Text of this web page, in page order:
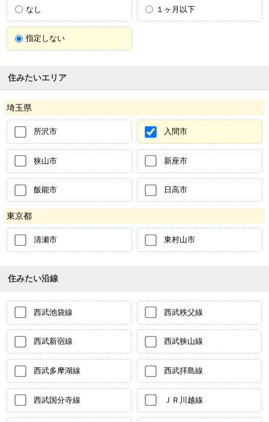
なし １ヶ月以下
指定しない
住みたいエリア
埼玉県
所沢市 入間市
狭山市 新座市
飯能市 日高市
東京都
清瀬市 東村山市
住みたい沿線
西武池袋線 西武秩父線
西武新宿線 西武狭山線
西武多摩湖線 西武拝島線
西武国分寺線 ＪＲ川越線